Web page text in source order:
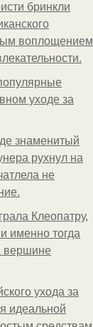
бринкли
воплощением
уходе за
знаменитый
рухнул на
не
Клеопатру,
именно тогда
вершине
ухода за
идеальной